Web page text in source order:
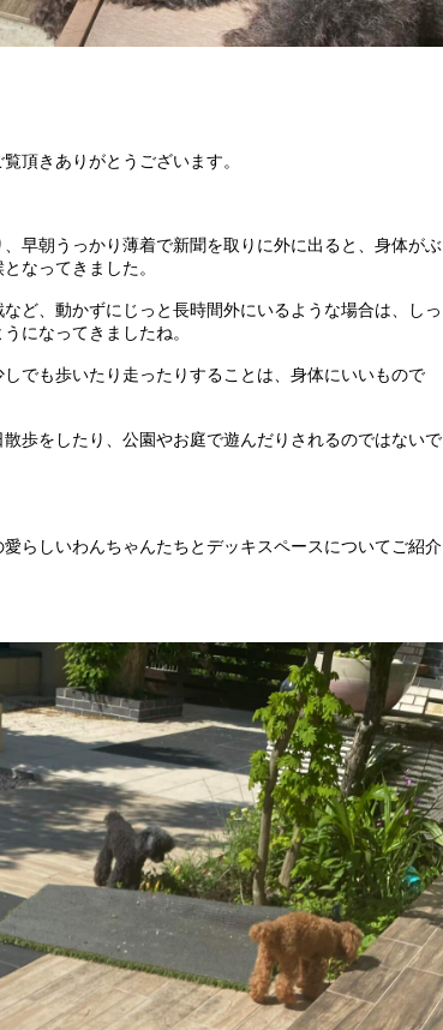
頂きありがとうございます。
早朝うっかり薄着で新聞を取りに外に出ると、身体がぶ
なってきました。
ど、動かずにじっと長時間外にいるような場合は、しっ
になってきましたね。
でも歩いたり走ったりすることは、身体にいいもので
歩をしたり、公園やお庭で遊んだりされるのではないで
らしいわんちゃんたちとデッキスペースについてご紹介